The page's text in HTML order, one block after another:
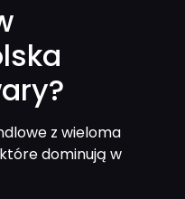
z wieloma
dominują w